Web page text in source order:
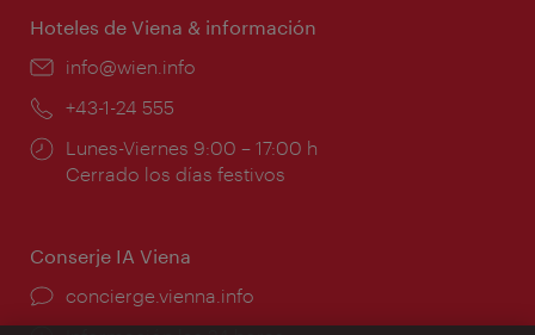
Hoteles de Viena & información
e-
info@wien.info
Teléfono:
+43-1-24 555
Horarios
de
Lunes-Viernes 9:00 – 17:00 h
Cerrado los días festivos
Conserje IA Viena
concierge.vienna.info